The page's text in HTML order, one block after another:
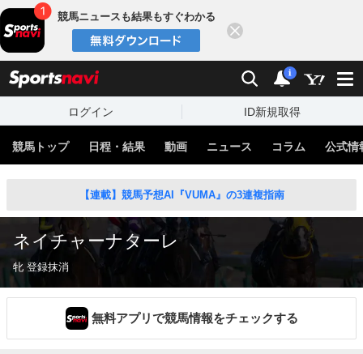
競馬ニュースも結果もすぐわかる
検索 通知
i
ログイン ID新規取得
競馬トップ 日程・結果 動画 ニュース コラム 公式情
【連載】競馬予想AI『VUMA』の3連複指南
ネイチャーナターレ
牝 登録抹消
無料アプリで競馬情報をチェックする